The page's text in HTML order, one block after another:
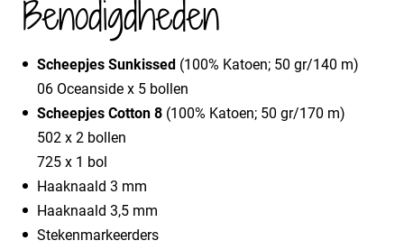
Benodigdheden
Scheepjes Sunkissed (100% Katoen; 50 gr/140 m)
06 Oceanside x 5 bollen
Scheepjes Cotton 8 (100% Katoen; 50 gr/170 m)
502 x 2 bollen
725 x 1 bol
Haaknaald 3 mm
Haaknaald 3,5 mm
Stekenmarkeerders